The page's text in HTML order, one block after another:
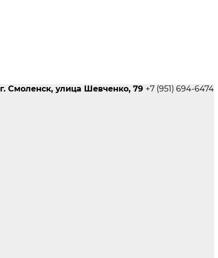
г. Смоленск, улица Шевченко, 79 +7 (951) 694-6474